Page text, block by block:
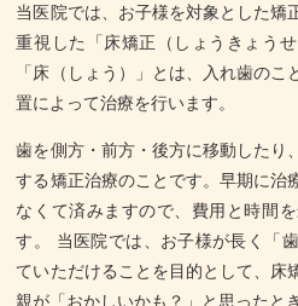
当医院では、お子様を対象とした矯
重視した「床矯正（しょうきょう
「床（しょう）」とは、入れ歯の
置によって治療を行います。
歯を側方・前方・後方に移動したり
する矯正治療のことです。早期に治
なくて済みますので、費用と時間
す。 当医院では、お子様が長く「
ていただけることを目的として、床
親が「おかしいかも？」と思ったと